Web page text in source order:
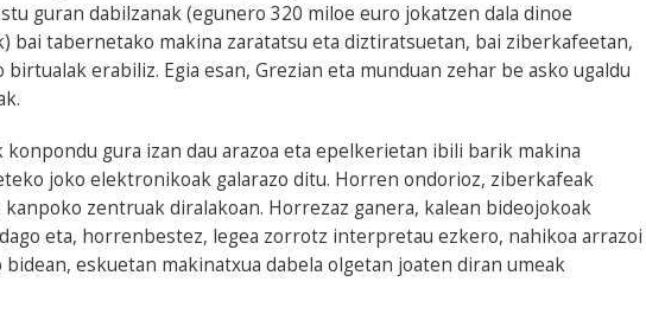
guran dabilzanak (egunero 320 miloe euro jokatzen dala dinoe
bai tabernetako makina zaratatsu eta diztiratsuetan, bai ziberkafeetan,
erabiliz. Egia esan, Grezian eta munduan zehar be asko ugaldu
gura izan dau arazoa eta epelkerietan ibili barik makina
joko elektronikoak galarazo ditu. Horren ondorioz, ziberkafeak
zentruak diralakoan. Horrezaz ganera, kalean bideojokoak
eta, horrenbestez, legea zorrotz interpretau ezkero, nahikoa arrazoi
eskuetan makinatxua dabela olgetan joaten diran umeak